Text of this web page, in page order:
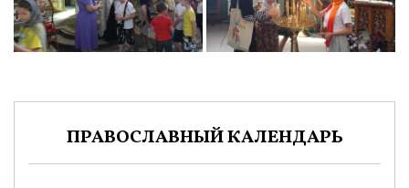
ПРАВОСЛАВНЫЙ КАЛЕНДАРЬ